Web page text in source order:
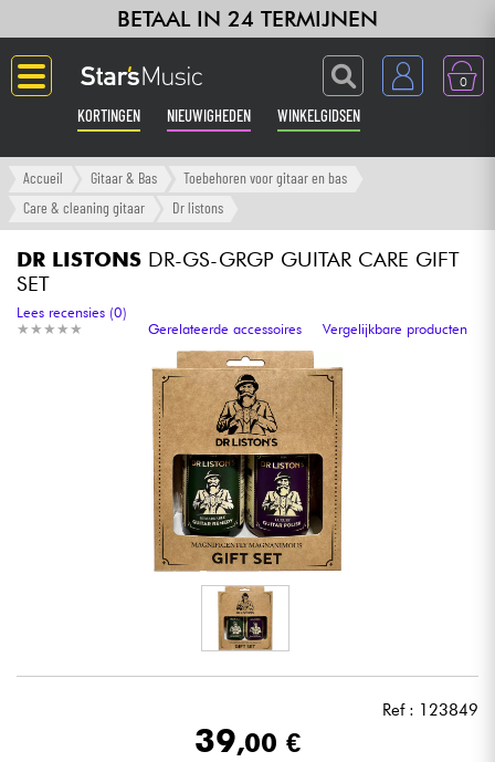
BETAAL IN 24 TERMIJNEN
0
KORTINGEN NIEUWIGHEDEN WINKELGIDSEN
Langue
Synths & samplers
Home-studio
Hoofdtelefoon
Accueil Gitaar & Bas
Toebehoren voor gitaar en bas
Care & cleaning gitaar
Dr listons
DR LISTONS DR-GS-GRGP GUITAR CARE GIFT
SET
★ ★ ★ ★ ★
★ ★ ★ ★ ★
Lees recensies (0)
Gerelateerde accessoires
Vergelijkbare producten
Ref : 123849
39,00 €